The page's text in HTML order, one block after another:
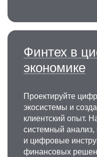
Финтех в
экономике
Проектируйте
экосистемы и
клиентский опыт.
системный
и цифровые
финансовых